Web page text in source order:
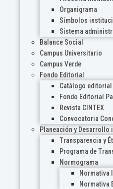
Organigrama
Símbolos
Sistema
Balance Social
Campus Universitario
Campus Verde
Fondo Editorial
Catálogo editorial
Fondo Editorial
Revista CINTEX
Convocatoria
Planeación y Desarrollo
Transparencia y
Programa de
Normograma
Normativa
Normativa